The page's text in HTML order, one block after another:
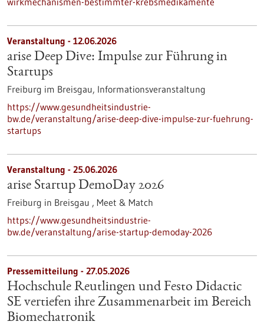
Veranstaltung - 12.06.2026
arise Deep Dive: Impulse zur Führung in
Startups
Freiburg im Breisgau, Informationsveranstaltung
https://www.gesundheitsindustrie-
bw.de/veranstaltung/arise-deep-dive-impulse-zur-fuehrung-
startups
Veranstaltung - 25.06.2026
arise Startup DemoDay 2026
Freiburg in Breisgau , Meet & Match
https://www.gesundheitsindustrie-
bw.de/veranstaltung/arise-startup-demoday-2026
Pressemitteilung - 27.05.2026
Hochschule Reutlingen und Festo Didactic
SE vertiefen ihre Zusammenarbeit im Bereich
Biomechatronik